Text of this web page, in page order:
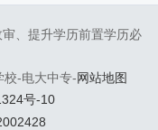
、提升学历前置学历必
校-电大中专-网站地图
号-10